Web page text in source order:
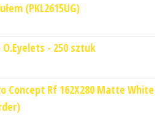
(PKL2615UG)
- 250 sztuk
Concept Rf 162X280 Matte White